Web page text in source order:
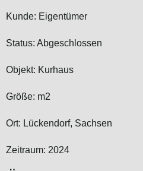
Kunde: Eigentümer
Status: Abgeschlossen
Objekt: Kurhaus
Größe: m2
Ort: Lückendorf, Sachsen
Zeitraum: 2024